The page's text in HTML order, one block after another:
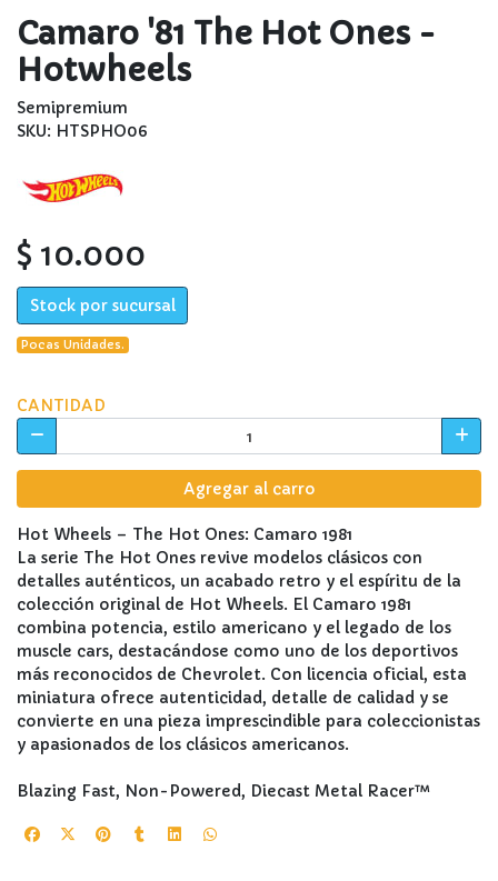
Camaro '81 The Hot Ones -
Hotwheels
Semipremium
SKU: HTSPHO06
$ 10.000
Stock por sucursal
Pocas Unidades.
CANTIDAD
Agregar al carro
Hot Wheels – The Hot Ones: Camaro 1981
La serie The Hot Ones revive modelos clásicos con
detalles auténticos, un acabado retro y el espíritu de la
colección original de Hot Wheels. El Camaro 1981
combina potencia, estilo americano y el legado de los
muscle cars, destacándose como uno de los deportivos
más reconocidos de Chevrolet. Con licencia oficial, esta
miniatura ofrece autenticidad, detalle de calidad y se
convierte en una pieza imprescindible para coleccionistas
y apasionados de los clásicos americanos.
Blazing Fast, Non-Powered, Diecast Metal Racer™